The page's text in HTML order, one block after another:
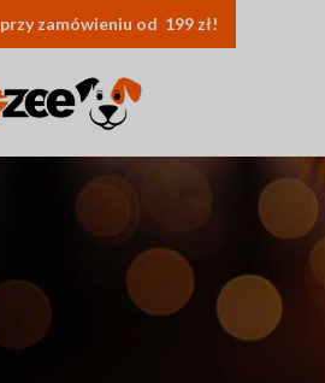
przy zamówieniu od 199 zł!